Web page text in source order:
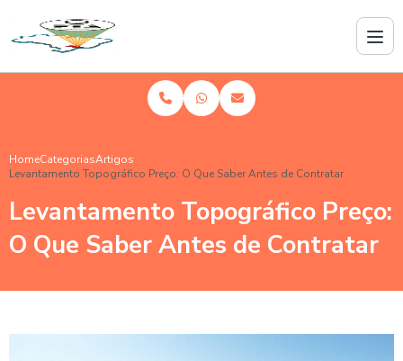
HomeCategoriasArtigos
Levantamento Topográfico Preço: O Que Saber Antes de Contratar
Levantamento Topográfico Preço:
O Que Saber Antes de Contratar